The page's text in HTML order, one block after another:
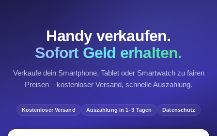
Handy verkaufen.
Sofort Geld erhalten.
Verkaufe dein Smartphone, Tablet oder Smartwatch zu fairen
Preisen – kostenloser Versand, schnelle Auszahlung.
Kostenloser Versand Auszahlung in 1–3 Tagen Datenschutz